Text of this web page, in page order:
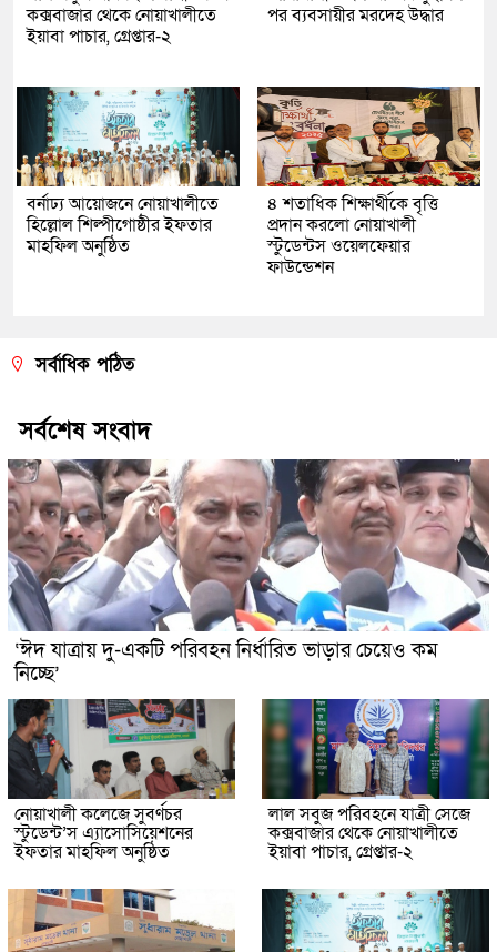
কক্সবাজার থেকে নোয়াখালীতে
ইয়াবা পাচার, গ্রেপ্তার-২
পর ব্যবসায়ীর মরদেহ উদ্ধার
বর্নাঢ্য আয়োজনে নোয়াখালীতে
হিল্লোল শিল্পীগোষ্ঠীর ইফতার
মাহফিল অনুষ্ঠিত
৪ শতাধিক শিক্ষার্থীকে বৃত্তি
প্রদান করলো নোয়াখালী
স্টুডেন্টস ওয়েলফেয়ার
ফাউন্ডেশন
সর্বাধিক পঠিত
সর্বশেষ সংবাদ
‘ঈদ যাত্রায় দু-একটি পরিবহন নির্ধারিত ভাড়ার চেয়েও কম
নিচ্ছে’
নোয়াখালী কলেজে সুবর্ণচর
স্টুডেন্ট’স এ্যাসোসিয়েশনের
ইফতার মাহফিল অনুষ্ঠিত
লাল সবুজ পরিবহনে যাত্রী সেজে
কক্সবাজার থেকে নোয়াখালীতে
ইয়াবা পাচার, গ্রেপ্তার-২